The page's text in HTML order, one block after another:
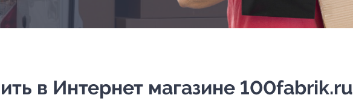
в Интернет магазине 100fabrik.ru